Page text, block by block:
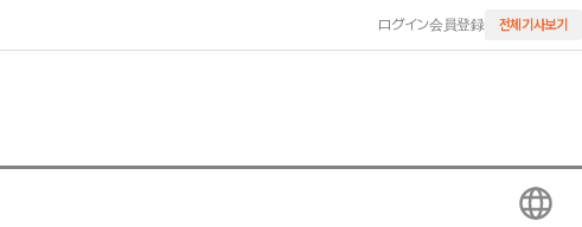
ログイン会員登録 전체기사보기